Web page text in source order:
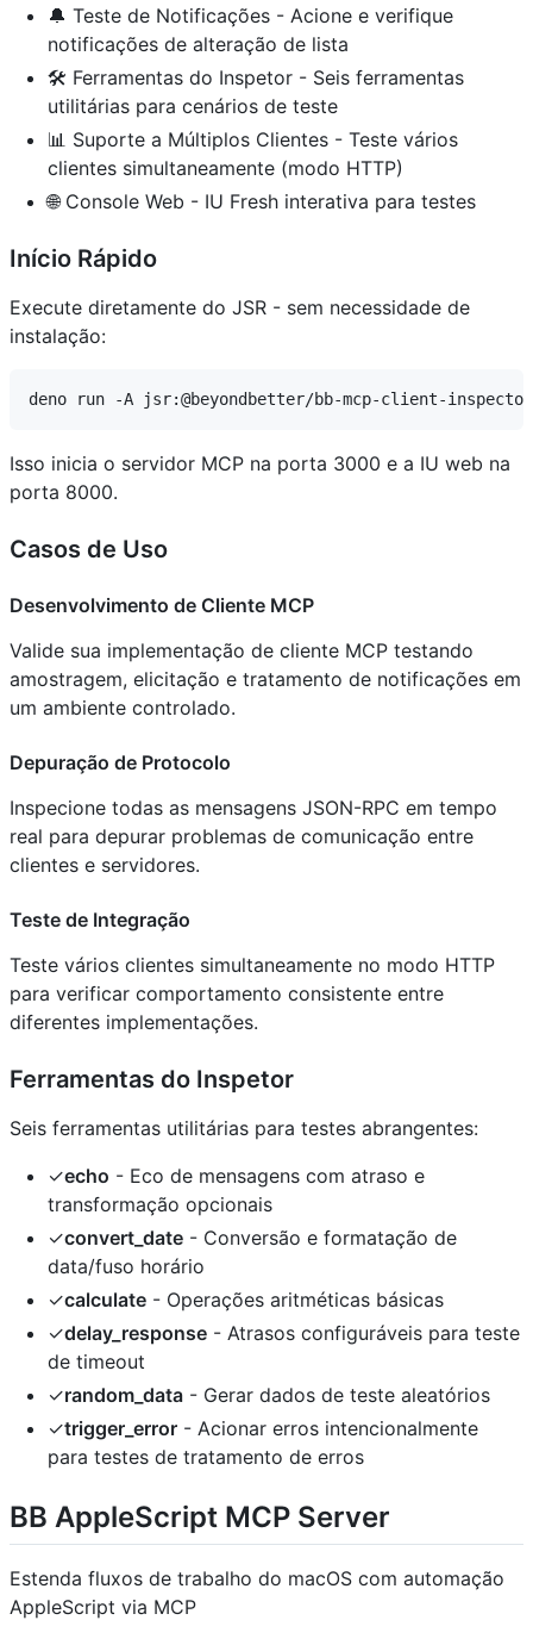
🔔 Teste de Notificações - Acione e verifique
notificações de alteração de lista
🛠️ Ferramentas do Inspetor - Seis ferramentas
utilitárias para cenários de teste
📊 Suporte a Múltiplos Clientes - Teste vários
clientes simultaneamente (modo HTTP)
🌐 Console Web - IU Fresh interativa para testes
Início Rápido
Execute diretamente do JSR - sem necessidade de
instalação:
Isso inicia o servidor MCP na porta 3000 e a IU web na
porta 8000.
Casos de Uso
Desenvolvimento de Cliente MCP
Valide sua implementação de cliente MCP testando
amostragem, elicitação e tratamento de notificações em
um ambiente controlado.
Depuração de Protocolo
Inspecione todas as mensagens JSON-RPC em tempo
real para depurar problemas de comunicação entre
clientes e servidores.
Teste de Integração
Teste vários clientes simultaneamente no modo HTTP
para verificar comportamento consistente entre
diferentes implementações.
Ferramentas do Inspetor
Seis ferramentas utilitárias para testes abrangentes:
✓echo - Eco de mensagens com atraso e
transformação opcionais
✓convert_date - Conversão e formatação de
data/fuso horário
✓calculate - Operações aritméticas básicas
✓delay_response - Atrasos configuráveis para teste
de timeout
✓random_data - Gerar dados de teste aleatórios
✓trigger_error - Acionar erros intencionalmente
para testes de tratamento de erros
BB AppleScript MCP Server
Estenda fluxos de trabalho do macOS com automação
AppleScript via MCP